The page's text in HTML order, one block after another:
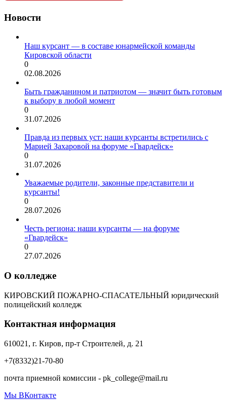
Новости
Наш курсант — в составе юнармейской команды
Кировской области
0
02.08.2026
Быть гражданином и патриотом — значит быть готовым
к выбору в любой момент
0
31.07.2026
Правда из первых уст: наши курсанты встретились с
Марией Захаровой на форуме «Гвардейск»
0
31.07.2026
Уважаемые родители, законные представители и
курсанты!
0
28.07.2026
Честь региона: наши курсанты — на форуме
«Гвардейск»
0
27.07.2026
О колледже
КИРОВСКИЙ ПОЖАРНО-СПАСАТЕЛЬНЫЙ юридический
полицейский колледж
Контактная информация
610021, г. Киров, пр-т Строителей, д. 21
+7(8332)21-70-80
почта приемной комиссии - pk_college@mail.ru
Мы ВКонтакте